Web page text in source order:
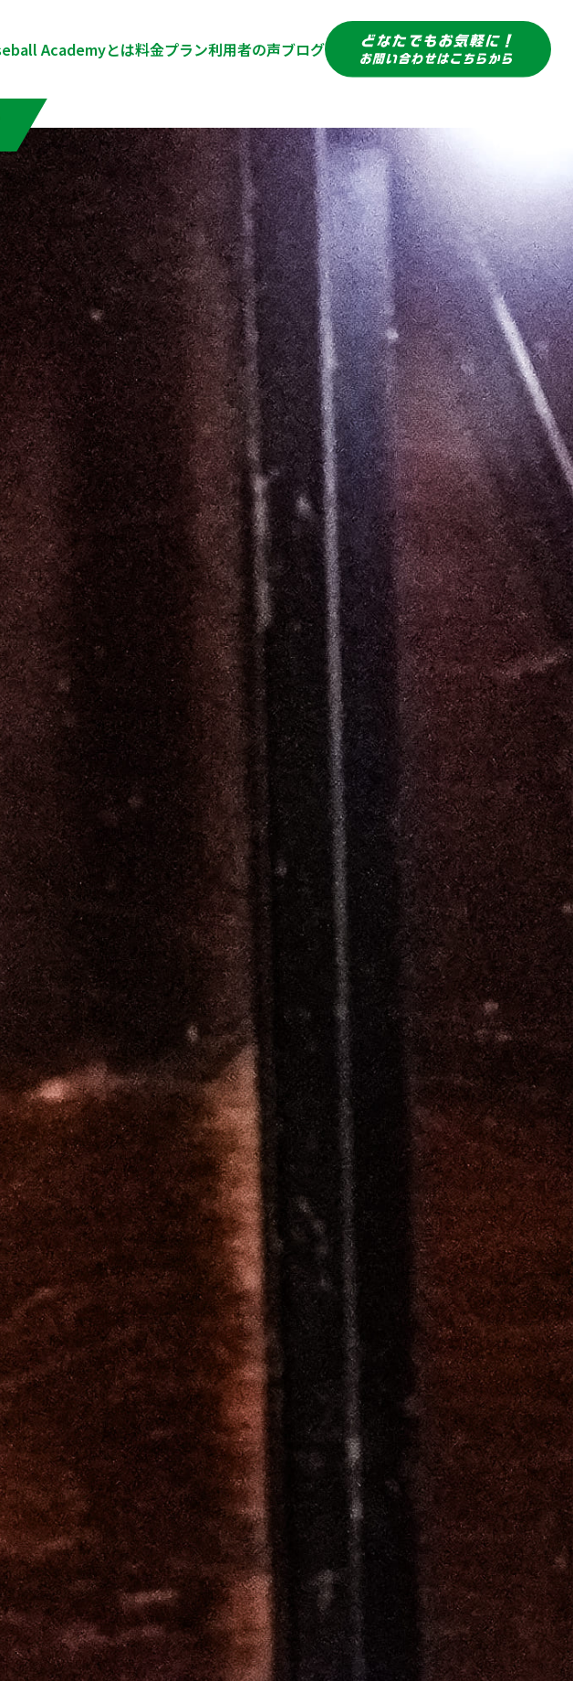
Academyとは料金プラン利用者の声ブログ